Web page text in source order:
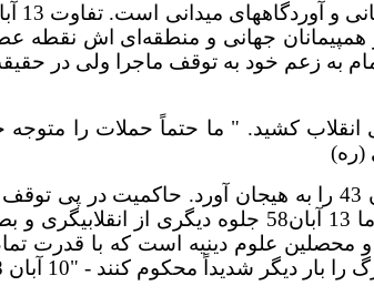
و همپیمانان جهانی و منطقه‌ای اش نقطه
به زعم خود به توقف ماجرا ولی در
‏به خاک و خون کشیدن دانش آموزان و دانشجویان و مظلومیت قیام مردم زبان آتش زیر خاکستر 13 آبان
اینبار نیز خشم فروخفته مردم همچون آتش زیر خاکستر پیروزی انقلاب و 13 آبان دیگری را نوید
علوم دینیه است که با قدرت
دیگر شدیداً محکوم کنند - "10 آبان 1358